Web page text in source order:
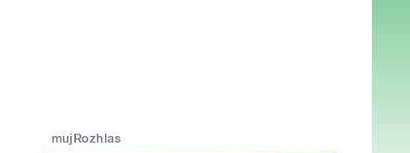
mujRozhlas